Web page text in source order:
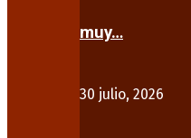
muy…
30 julio, 2026